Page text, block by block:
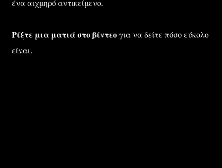
ένα αιχμηρό αντικείμενο.
Ρίξτε μια ματιά στο βίντεο για να δείτε πόσο εύκολο
είναι.